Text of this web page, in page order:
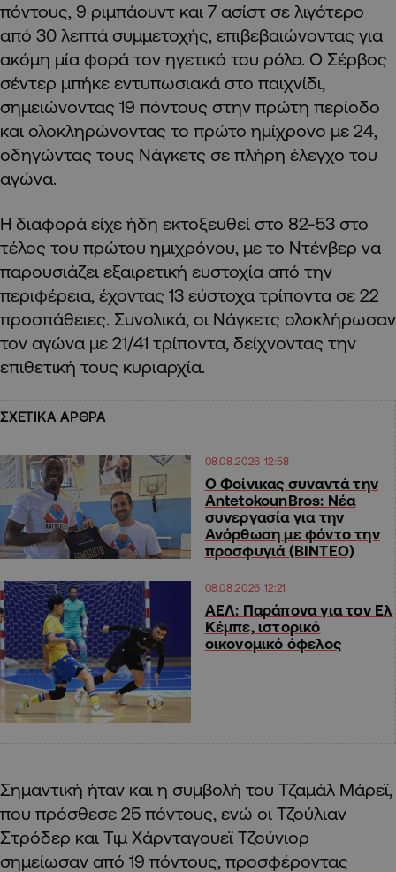
πόντους, 9 ριμπάουντ και 7 ασίστ σε λιγότερο
από 30 λεπτά συμμετοχής, επιβεβαιώνοντας για
ακόμη μία φορά τον ηγετικό του ρόλο. Ο Σέρβος
σέντερ μπήκε εντυπωσιακά στο παιχνίδι,
σημειώνοντας 19 πόντους στην πρώτη περίοδο
και ολοκληρώνοντας το πρώτο ημίχρονο με 24,
οδηγώντας τους Νάγκετς σε πλήρη έλεγχο του
αγώνα.
Η διαφορά είχε ήδη εκτοξευθεί στο 82-53 στο
τέλος του πρώτου ημιχρόνου, με το Ντένβερ να
παρουσιάζει εξαιρετική ευστοχία από την
περιφέρεια, έχοντας 13 εύστοχα τρίποντα σε 22
προσπάθειες. Συνολικά, οι Νάγκετς ολοκλήρωσαν
τον αγώνα με 21/41 τρίποντα, δείχνοντας την
επιθετική τους κυριαρχία.
ΣΧΕΤΙΚΑ ΑΡΘΡΑ
08.08.2026 12:58
Ο Φοίνικας συναντά την
AntetokounBros: Νέα
συνεργασία για την
Ανόρθωση με φόντο την
προσφυγιά (ΒΙΝΤΕΟ)
08.08.2026 12:21
ΑΕΛ: Παράπονα για τον Ελ
Κέμπε, ιστορικό
οικονομικό όφελος
Σημαντική ήταν και η συμβολή του Τζαμάλ Μάρεϊ,
που πρόσθεσε 25 πόντους, ενώ οι Τζούλιαν
Στρόδερ και Τιμ Χάρνταγουεϊ Τζούνιορ
σημείωσαν από 19 πόντους, προσφέροντας